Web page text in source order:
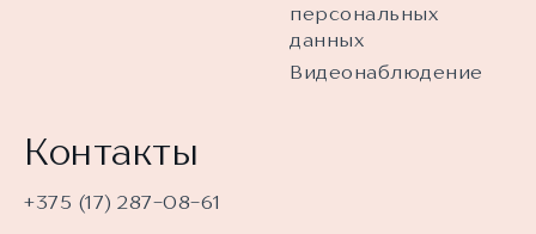
персональных
данных
Видеонаблюдение
Контакты
+375 (17) 287-08-61